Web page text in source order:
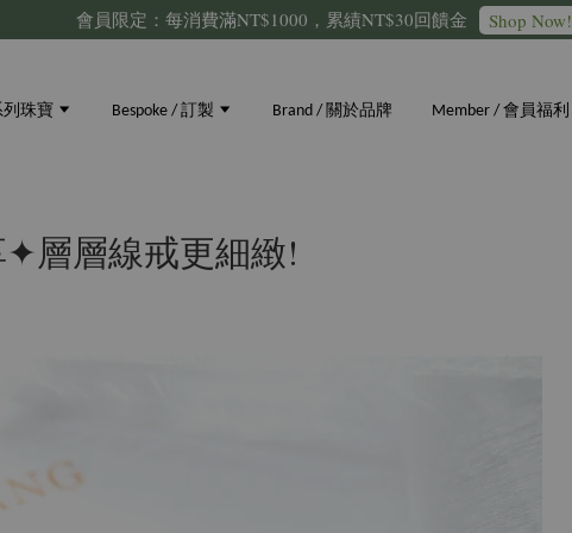
會員限定：每消費滿NT$1000，累績NT$30回饋金 Shop Now!
列珠寶 Bespoke / 訂製 Brand / 關於品牌 Member / 會員福利
層層線戒更細緻!